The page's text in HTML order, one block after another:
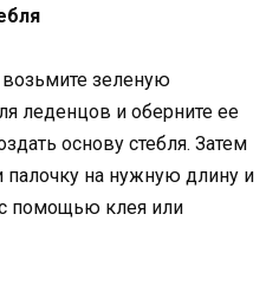
возьмите зеленую
леденцов и оберните ее
основу стебля. Затем
палочку на нужную длину и
помощью клея или